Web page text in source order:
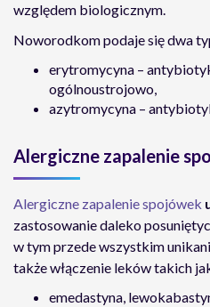
względem biologicznym.
Noworodkom podaje się dwa
erytromycyna –
ogólnoustrojowo,
azytromycyna –
Alergiczne zapalenie
Alergiczne zapalenie spojówek
zastosowanie daleko
w tym przede wszystkim
także włączenie leków takich
emedastyna,